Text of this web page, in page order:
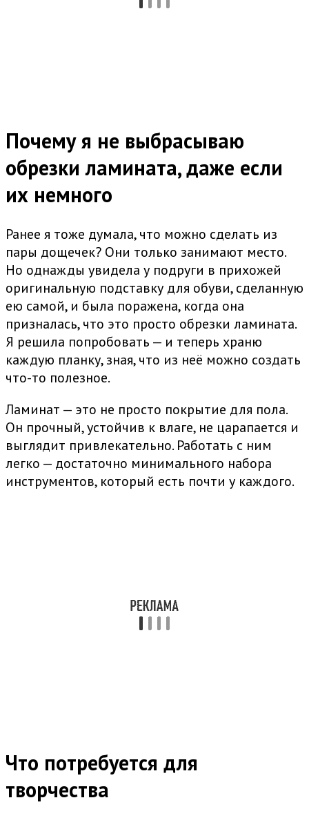
Почему я не выбрасываю
обрезки ламината, даже если
их немного
Ранее я тоже думала, что можно сделать из
пары дощечек? Они только занимают место.
Но однажды увидела у подруги в прихожей
оригинальную подставку для обуви, сделанную
ею самой, и была поражена, когда она
призналась, что это просто обрезки ламината.
Я решила попробовать — и теперь храню
каждую планку, зная, что из неё можно создать
что-то полезное.
Ламинат — это не просто покрытие для пола.
Он прочный, устойчив к влаге, не царапается и
выглядит привлекательно. Работать с ним
легко — достаточно минимального набора
инструментов, который есть почти у каждого.
Что потребуется для
творчества